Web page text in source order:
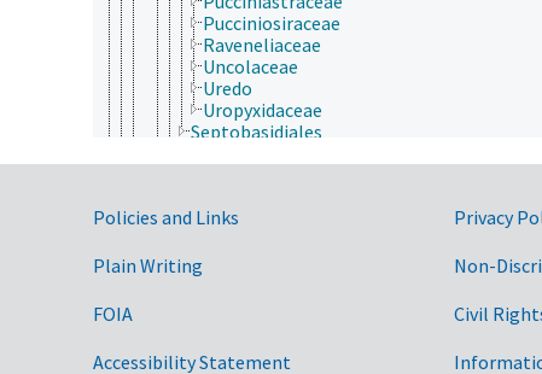
Pucciniosiraceae
Raveneliaceae
Uncolaceae
Uredo
Uropyxidaceae
Septobasidiales
Eumycota
Plantae
Protozoa
nutrición humana, inocuidad y calidad de los
Government Links
Policies and Links
Plain Writing
FOIA
Accessibility Statement
Privacy
Non-
Civil